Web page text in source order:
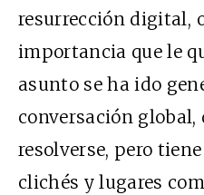
resurrección digital,
importancia que le
asunto se ha ido
conversación global,
resolverse, pero
clichés y lugares